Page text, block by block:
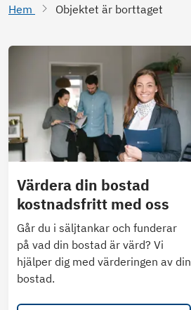
Hem Objektet är borttaget
Värdera din bostad
kostnadsfritt med oss
Går du i säljtankar och funderar
på vad din bostad är värd? Vi
hjälper dig med värderingen av din
bostad.